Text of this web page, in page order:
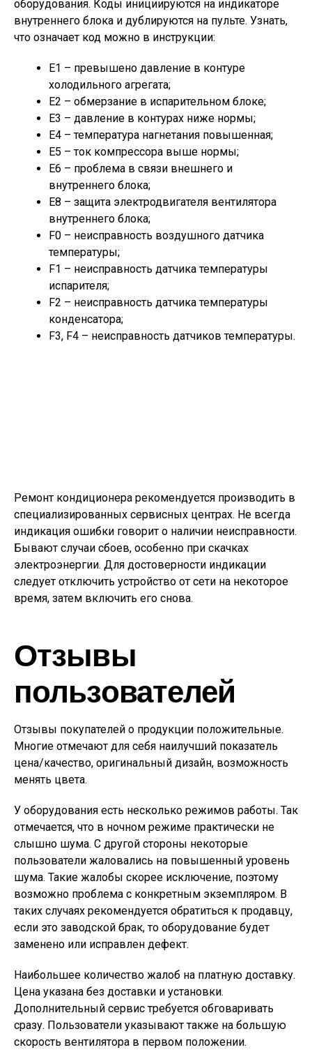
оборудования. Коды инициируются на индикаторе
внутреннего блока и дублируются на пульте. Узнать,
что означает код можно в инструкции:
Е1 – превышено давление в контуре
холодильного агрегата;
Е2 – обмерзание в испарительном блоке;
Е3 – давление в контурах ниже нормы;
Е4 – температура нагнетания повышенная;
Е5 – ток компрессора выше нормы;
Е6 – проблема в связи внешнего и
внутреннего блока;
Е8 – защита электродвигателя вентилятора
внутреннего блока;
F0 – неисправность воздушного датчика
температуры;
F1 – неисправность датчика температуры
испарителя;
F2 – неисправность датчика температуры
конденсатора;
F3, F4 – неисправность датчиков температуры.
Ремонт кондиционера рекомендуется производить в
специализированных сервисных центрах. Не всегда
индикация ошибки говорит о наличии неисправности.
Бывают случаи сбоев, особенно при скачках
электроэнергии. Для достоверности индикации
следует отключить устройство от сети на некоторое
время, затем включить его снова.
Отзывы
пользователей
Отзывы покупателей о продукции положительные.
Многие отмечают для себя наилучший показатель
цена/качество, оригинальный дизайн, возможность
менять цвета.
У оборудования есть несколько режимов работы. Так
отмечается, что в ночном режиме практически не
слышно шума. С другой стороны некоторые
пользователи жаловались на повышенный уровень
шума. Такие жалобы скорее исключение, поэтому
возможно проблема с конкретным экземпляром. В
таких случаях рекомендуется обратиться к продавцу,
если это заводской брак, то оборудование будет
заменено или исправлен дефект.
Наибольшее количество жалоб на платную доставку.
Цена указана без доставки и установки.
Дополнительный сервис требуется обговаривать
сразу. Пользователи указывают также на большую
скорость вентилятора в первом положении.